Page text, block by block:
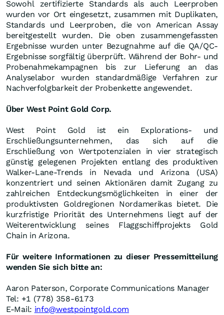
Sowohl zertifizierte Standards als auch Leerproben
wurden vor Ort eingesetzt, zusammen mit Duplikaten,
Standards und Leerproben, die von American Assay
bereitgestellt wurden. Die oben zusammengefassten
Ergebnisse wurden unter Bezugnahme auf die QA/QC-
Ergebnisse sorgfältig überprüft. Während der Bohr- und
Probenahmekampagnen bis zur Lieferung an das
Analyselabor wurden standardmäßige Verfahren zur
Nachverfolgbarkeit der Probenkette angewendet.
Über West Point Gold Corp.
West Point Gold ist ein Explorations- und
Erschließungsunternehmen, das sich auf die
Erschließung von Wertpotenzialen in vier strategisch
günstig gelegenen Projekten entlang des produktiven
Walker-Lane-Trends in Nevada und Arizona (USA)
konzentriert und seinen Aktionären damit Zugang zu
zahlreichen Entdeckungsmöglichkeiten in einer der
produktivsten Goldregionen Nordamerikas bietet. Die
kurzfristige Priorität des Unternehmens liegt auf der
Weiterentwicklung seines Flaggschiffprojekts Gold
Chain in Arizona.
Für weitere Informationen zu dieser Pressemitteilung
wenden Sie sich bitte an:
Aaron Paterson, Corporate Communications Manager
Tel: +1 (778) 358-6173
E-Mail: info@westpointgold.com